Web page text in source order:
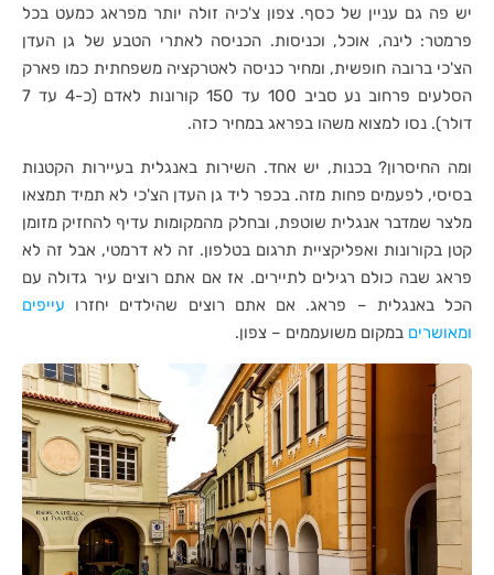
יש פה גם עניין של כסף. צפון צ'כיה זולה יותר מפראג כמעט בכל
פרמטר: לינה, אוכל, וכניסות. הכניסה לאתרי הטבע של גן העדן
הצ'כי ברובה חופשית, ומחיר כניסה לאטרקציה משפחתית כמו פארק
הסלעים פרחוב נע סביב 100 עד 150 קורונות לאדם (כ-4 עד 7
דולר). נסו למצוא משהו בפראג במחיר כזה.
ומה החיסרון? בכנות, יש אחד. השירות באנגלית בעיירות הקטנות
בסיסי, לפעמים פחות מזה. בכפר ליד גן העדן הצ'כי לא תמיד תמצאו
מלצר שמדבר אנגלית שוטפת, ובחלק מהמקומות עדיף להחזיק מזומן
קטן בקורונות ואפליקציית תרגום בטלפון. זה לא דרמטי, אבל זה לא
פראג שבה כולם רגילים לתיירים. אז אם אתם רוצים עיר גדולה עם
הכל באנגלית – פראג. אם אתם רוצים שהילדים יחזרו עייפים
ומאושרים במקום משועממים – צפון.